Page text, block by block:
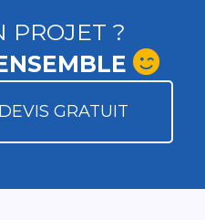
PROJET ?
GRATUIT